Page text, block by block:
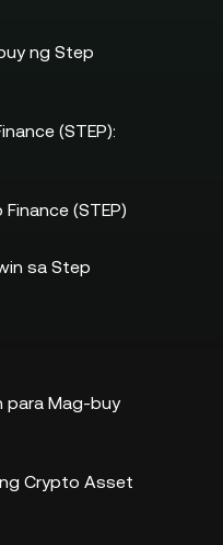
ng Step
(STEP):
(STEP)
sa Step
para Mag-buy
Crypto Asset